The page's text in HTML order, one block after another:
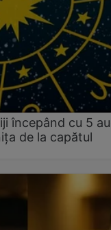
începând cu 5
de la capătul